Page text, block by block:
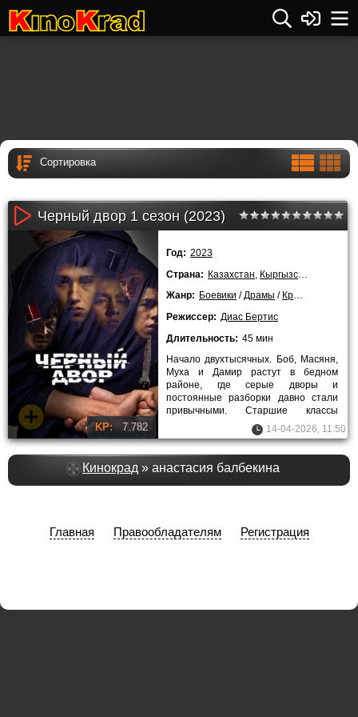
Черный двор 1 сезон (2023)
KP: 7.782
Год: 2023
Страна: Казахстан Кыргызстан
Жанр: Боевики /Драмы / Криминальные
Режиссер: Диас Бертис
Длительность: 45 мин
Начало двухтысячных. Боб, Масяня,
Муха и Дамир растут в бедном
районе, где серые дворы и
постоянные разборки давно стали
привычными. Старшие классы
проходят без особых планов на
будущее.
14-04-2026, 11:50
Кинокрад » анастасия балбекина
Главная Правообладателям Регистрация